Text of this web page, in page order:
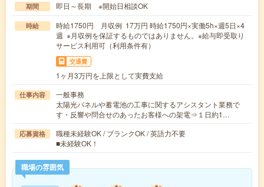
期間 即日～長期 ※開始日相談OK
時給
時給1750円 月収例 17万円 時給1750円×実働5h×週5日×4
週 ※月収例を保証するものではありません。※給与即受取り
サービス利用可（利用条件有）
交通費
1ヶ月3万円を上限として実費支給
仕事内容
一般事務
太陽光パネルや蓄電池の工事に関するアシスタント業務で
す・反響や問合せのあったお客様への架電⇒１日約1…
応募資格
職種未経験OK / ブランクOK / 英語力不要
■未経験OK！
職場の雰囲気